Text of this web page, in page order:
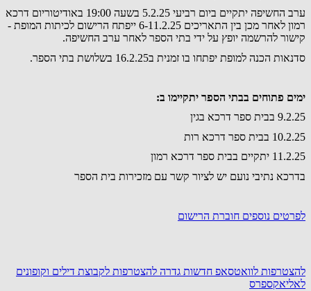
ערב החשיפה יתקיים ביום רביעי 5.2.25 בשעה 19:00 באודיטוריום דרכא
רמון לאחר מכן בין התאריכים 6-11.2.25 ייפתח הרישום לכיתות המופת -
קישור להרשמה יופץ על ידי בתי הספר לאחר ערב החשיפה.
סדנאות הכנה למופת יפתחו בו זמנית ב16.2.25 בשלושת בתי הספר.
ימים פתוחים בבתי הספר יתקיימו ב:
9.2.25 בבית ספר דרכא בגין
10.2.25 בבית ספר דרכא רות
11.2.25 יתקיים בבית ספר דרכא רמון
בדרכא נתיבי נועם יש לציור קשר עם מזכירות בית הספר
לפרטים נוספים חוברת הרישום
להצטרפות לוואטסאפ חדשות גדרה להצטרפות לקבוצת דילים וקופונים
לאליאקספרס